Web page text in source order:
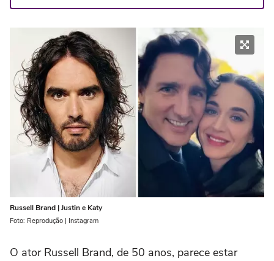
Russell Brand | Justin e Katy
Foto: Reprodução | Instagram
O ator Russell Brand, de 50 anos, parece estar